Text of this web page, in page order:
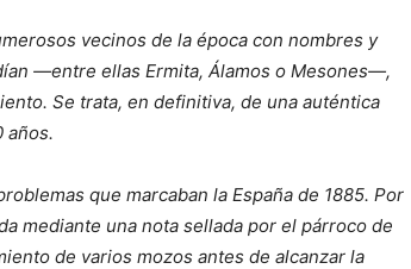
vecinos de la época con nombres y
—entre ellas Ermita, Álamos o Mesones—,
Se trata, en definitiva, de una auténtica
años.
que marcaban la España de 1885. Por
mediante una nota sellada por el párroco de
de varios mozos antes de alcanzar la